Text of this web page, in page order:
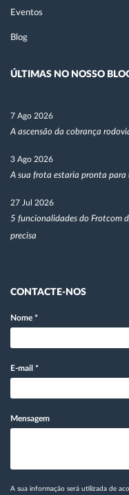
Eventos
Blog
ÚLTIMAS NO NOSSO
7 Ago 2026
A ascensão da cobrança
3 Ago 2026
A sua frota estaria pronta
27 Jul 2026
5 funcionalidades do Frotcom
precisa
CONTACTE-NOS
Nome *
E-mail *
Mensagem
A sua informação será utilizada de